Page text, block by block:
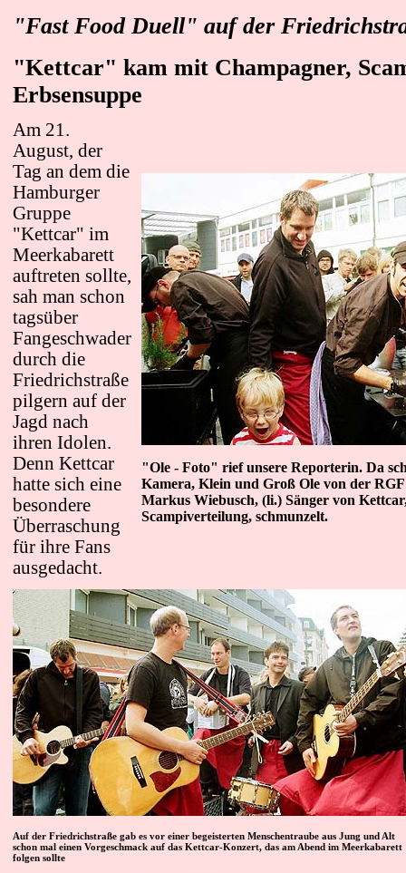
"Fast Food Duell" auf der
"Kettcar" kam mit Champagner,
Erbsensuppe
Am 21.
August, der
Tag an dem die
Hamburger
Gruppe
"Kettcar" im
Meerkabarett
auftreten sollte,
sah man schon
tagsüber
Fangeschwader
durch die
Friedrichstraße
pilgern auf der
Jagd nach
ihren Idolen.
Denn Kettcar
hatte sich eine
besondere
Überraschung
für ihre Fans
ausgedacht.
"Ole - Foto" rief unsere Reporterin. Da
Kamera, Klein und Groß Ole von der
Markus Wiebusch, (li.) Sänger von
Scampiverteilung, schmunzelt.
Auf der Friedrichstraße gab es vor einer begeisterten Menschentraube aus Jung und Alt
schon mal einen Vorgeschmack auf das Kettcar-Konzert, das am Abend im Meerkabarett
folgen sollte